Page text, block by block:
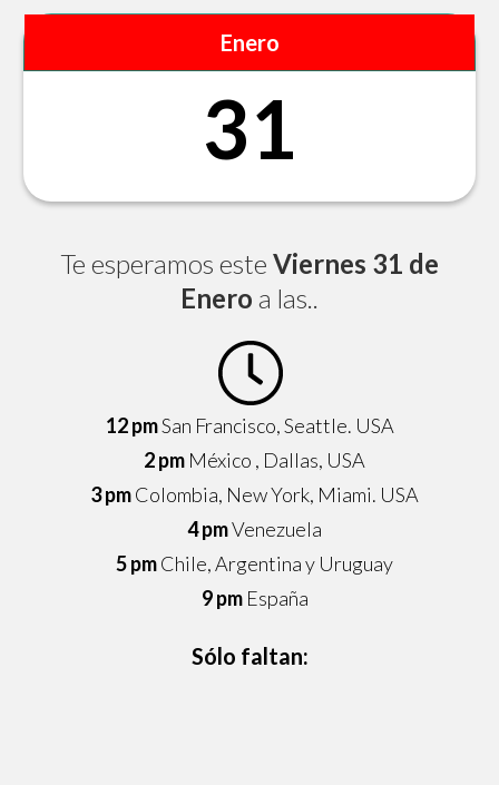
Enero
31
Te esperamos este Viernes 31 de
Enero a las..
12 pmSan Francisco, Seattle. USA
2 pm México , Dallas, USA
3 pmColombia, New York, Miami. USA
4 pmVenezuela
5 pmChile, Argentina y Uruguay
9 pmEspaña
Sólo faltan: